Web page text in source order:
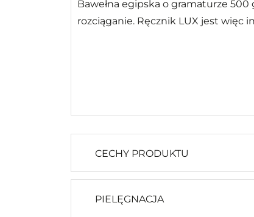
Bawełna egipska o gramaturze
rozciąganie. Ręcznik LUX jest więc
CECHY PRODUKTU
PIELĘGNACJA